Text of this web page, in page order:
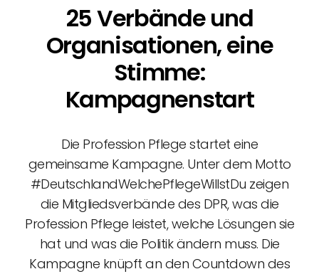
25 Verbände und
Organisationen, eine
Stimme:
Kampagnenstart
Die Profession Pflege startet eine
gemeinsame Kampagne. Unter dem Motto
#DeutschlandWelchePflegeWillstDu zeigen
die Mitgliedsverbände des DPR, was die
Profession Pflege leistet, welche Lösungen sie
hat und was die Politik ändern muss. Die
Kampagne knüpft an den Countdown des